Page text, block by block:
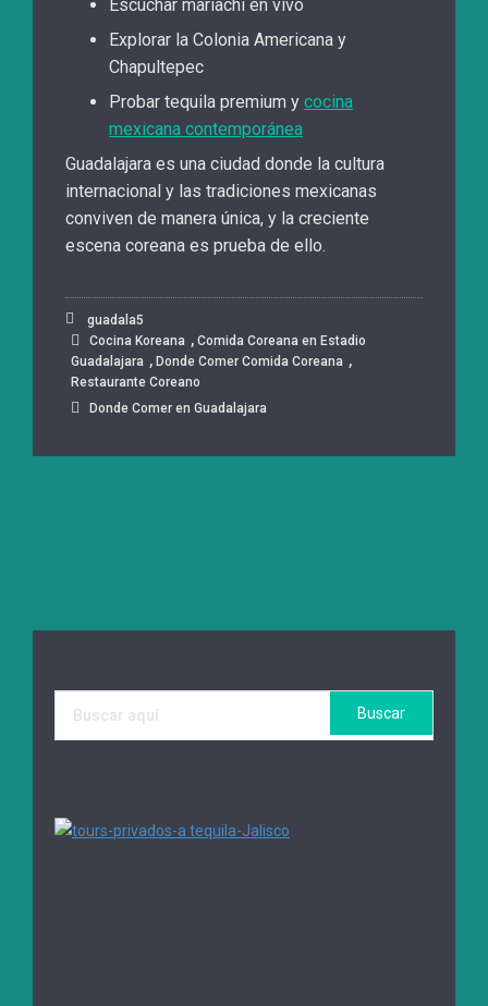
Escuchar mariachi en vivo
Explorar la Colonia Americana y
Chapultepec
Probar tequila premium y cocina
mexicana contemporánea
Guadalajara es una ciudad donde la cultura
internacional y las tradiciones mexicanas
conviven de manera única, y la creciente
escena coreana es prueba de ello.
guadala5
Cocina Koreana , Comida Coreana en Estadio
Guadalajara , Donde Comer Comida Coreana ,
Restaurante Coreano
Donde Comer en Guadalajara